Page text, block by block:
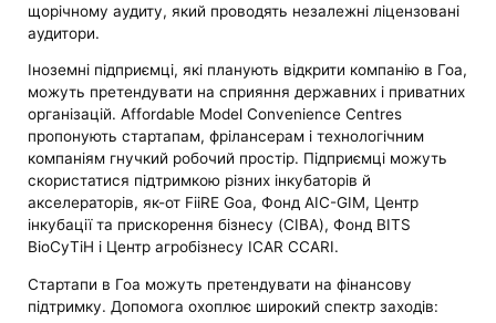
щорічному аудиту, який проводять незалежні ліцензовані
аудитори.
Іноземні підприємці, які планують відкрити компанію в Гоа,
можуть претендувати на сприяння державних і приватних
організацій. Affordable Model Convenience Centres
пропонують стартапам, фрілансерам і технологічним
компаніям гнучкий робочий простір. Підприємці можуть
скористатися підтримкою різних інкубаторів й
акселераторів, як-от FiiRE Goa, Фонд AIC-GIM, Центр
інкубації та прискорення бізнесу (CIBA), Фонд BITS
BioCyTiH і Центр агробізнесу ICAR CCARI.
Стартапи в Гоа можуть претендувати на фінансову
підтримку. Допомога охоплює широкий спектр заходів: